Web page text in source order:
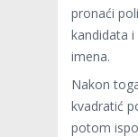
pronaći
kandidata
imena.
Nakon
kvadratić
potom